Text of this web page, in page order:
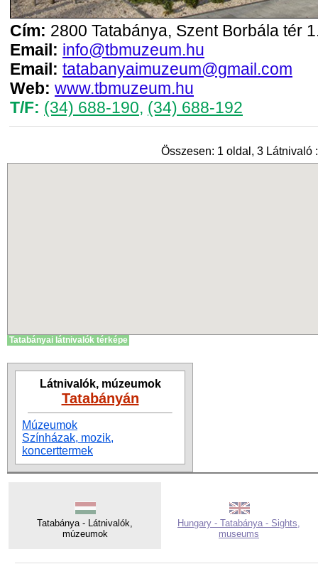
Cím: 2800 Tatabánya, Szent Borbála tér
Email: info@tbmuzeum.hu
Email: tatabanyaimuzeum@gmail.com
Web: www.tbmuzeum.hu
T/F: (34) 688-190, (34) 688-192
Összesen: 1 oldal, 3 Látnivaló :
Tatabányai látnivalók térképe
Látnivalók, múzeumok
Tatabányán
Múzeumok
Színházak, mozik,
koncerttermek
Tatabánya - Látnivalók,
múzeumok
Hungary - Tatabánya - Sights,
museums